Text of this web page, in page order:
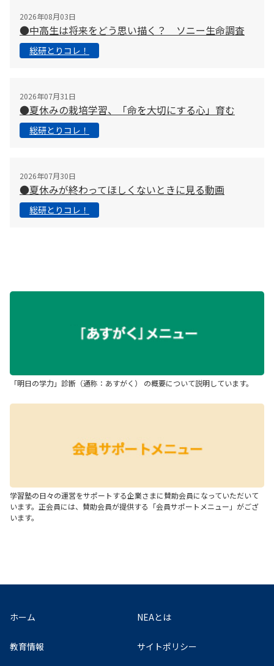
2026年08月03日
●中高生は将来をどう思い描く？ ソニー生命調査
総研とりコレ！
2026年07月31日
●夏休みの栽培学習、「命を大切にする心」育む
総研とりコレ！
2026年07月30日
●夏休みが終わってほしくないときに見る動画
総研とりコレ！
「明日の学力」診断（通称：あすがく） の概要について説明しています。
学習塾の日々の運営をサポートする企業さまに賛助会員になっていただいて
います。正会員には、賛助会員が提供する「会員サポートメニュー」がござ
います。
ホーム NEAとは
教育情報 サイトポリシー